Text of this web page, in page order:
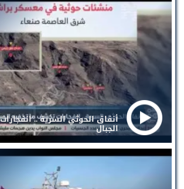
أنفاق الحوثي السرية ..
الجبال